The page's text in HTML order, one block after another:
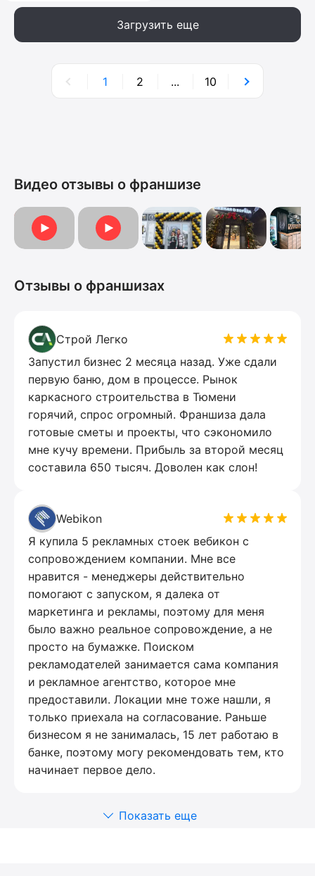
Загрузить еще
1 2 ... 10
Видео отзывы о франшизе
Видеоотзыв от Ольги
Видеоотзыв
Отзывы о франшизах
Строй Легко
Запустил бизнес 2 месяца назад. Уже сдали
первую баню, дом в процессе. Рынок
каркасного строительства в Тюмени
горячий, спрос огромный. Франшиза дала
готовые сметы и проекты, что сэкономило
мне кучу времени. Прибыль за второй месяц
составила 650 тысяч. Доволен как слон!
Webikon
Я купила 5 рекламных стоек вебикон с
сопровождением компании. Мне все
нравится - менеджеры действительно
помогают с запуском, я далека от
маркетинга и рекламы, поэтому для меня
было важно реальное сопровождение, а не
просто на бумажке. Поиском
рекламодателей занимается сама компания
и рекламное агентство, которое мне
предоставили. Локации мне тоже нашли, я
только приехала на согласование. Раньше
бизнесом я не занималась, 15 лет работаю в
банке, поэтому могу рекомендовать тем, кто
начинает первое дело.
Показать еще